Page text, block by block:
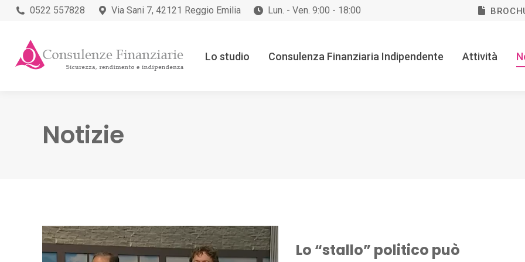
0522 557828 Via Sani 7, 42121 Reggio Emilia Lun. - Ven. 9:00 - 18:00
Lo studio Consulenza Finanziaria Indipendente Attività
Notizie
Lo “stallo” politico può